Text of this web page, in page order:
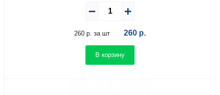
260 р. за шт 260 р.
В корзину